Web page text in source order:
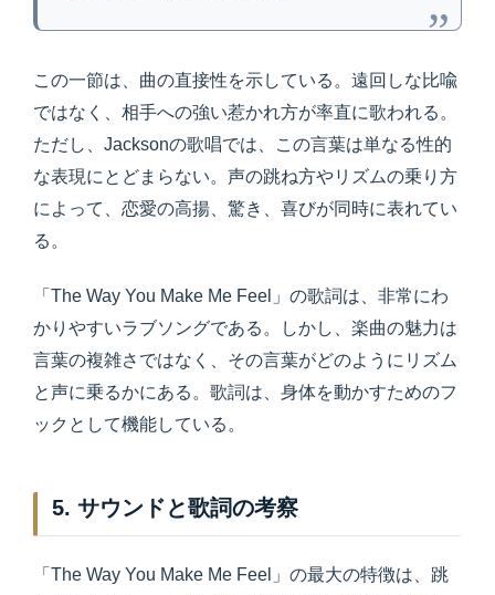
この一節は、曲の直接性を示している。遠回しな比喩
ではなく、相手への強い惹かれ方が率直に歌われる。
ただし、Jacksonの歌唱では、この言葉は単なる性的
な表現にとどまらない。声の跳ね方やリズムの乗り方
によって、恋愛の高揚、驚き、喜びが同時に表れてい
る。
「The Way You Make Me Feel」の歌詞は、非常にわ
かりやすいラブソングである。しかし、楽曲の魅力は
言葉の複雑さではなく、その言葉がどのようにリズム
と声に乗るかにある。歌詞は、身体を動かすためのフ
ックとして機能している。
5. サウンドと歌詞の考察
「The Way You Make Me Feel」の最大の特徴は、跳